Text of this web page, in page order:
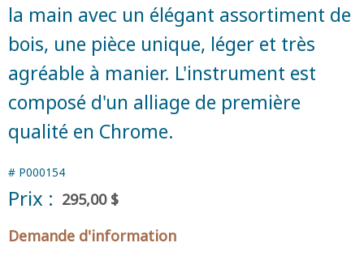
la main avec un élégant assortiment de
bois, une pièce unique, léger et très
agréable à manier. L'instrument est
composé d'un alliage de première
qualité en Chrome.
# P000154
Prix : 295,00 $
Demande d'information